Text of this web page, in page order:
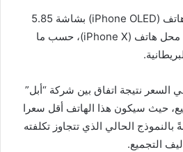
تخطط شركة “أبل” لإطلاق هاتف (iPhone OLED) بشاشة 5.85
بوصة وبسعر منخفض، ليحل محل هاتف (iPhone X)، حسب ما
السعر نتيجة اتفاق بين شركة “أبل”
حيث سيكون هذا الهاتف أقل سعرا
بالنموذج الحالي الذي تتجاوز تكلفته